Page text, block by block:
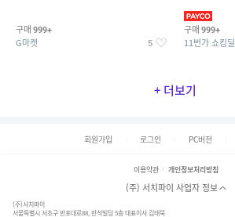
구매 999+
G마켓 5
구매 999+
11번가 쇼킹딜
+ 더보기
회원가입 로그인 PC버전
이용약관 개인정보처리방침
(주) 서치파이 사업자 정보
(주)서치파이
서울특별시 서초구 반포대로88, 반석빌딩 5층 대표이사 김태묵